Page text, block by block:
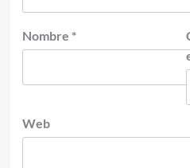
Nombre *
Web